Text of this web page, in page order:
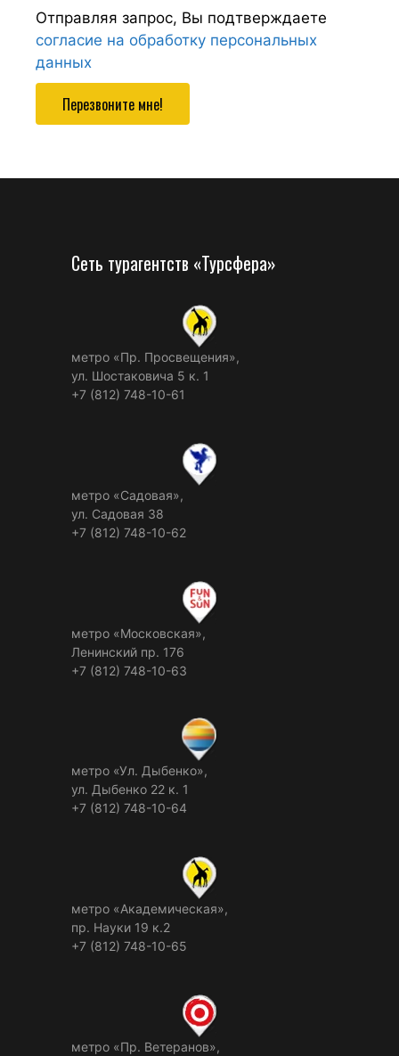
Отправляя запрос, Вы подтверждаете
согласие на обработку персональных
данных
Перезвоните мне!
Сеть турагентств «Турсфера»
метро «Пр. Просвещения»,
ул. Шостаковича 5 к. 1
+7 (812) 748-10-61
метро «Садовая»,
ул. Садовая 38
+7 (812) 748-10-62
метро «Московская»,
Ленинский пр. 176
+7 (812) 748-10-63
метро «Ул. Дыбенко»,
ул. Дыбенко 22 к. 1
+7 (812) 748-10-64
метро «Академическая»,
пр. Науки 19 к.2
+7 (812) 748-10-65
метро «Пр. Ветеранов»,